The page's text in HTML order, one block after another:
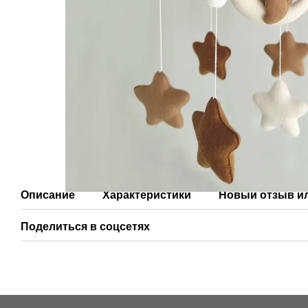
Описание Характеристики Новый отзыв
Поделиться в соцсетях